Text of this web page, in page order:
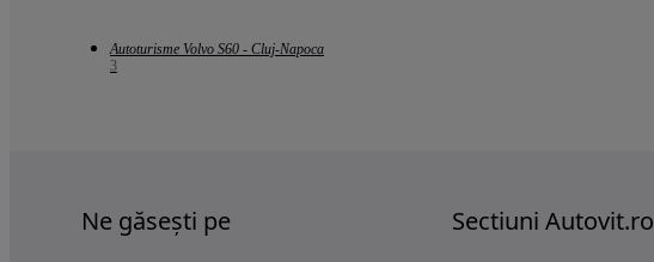
Autoturisme Volvo S60 - Cluj-Napoca
3
Ne găsești pe Sectiuni Autovit.ro